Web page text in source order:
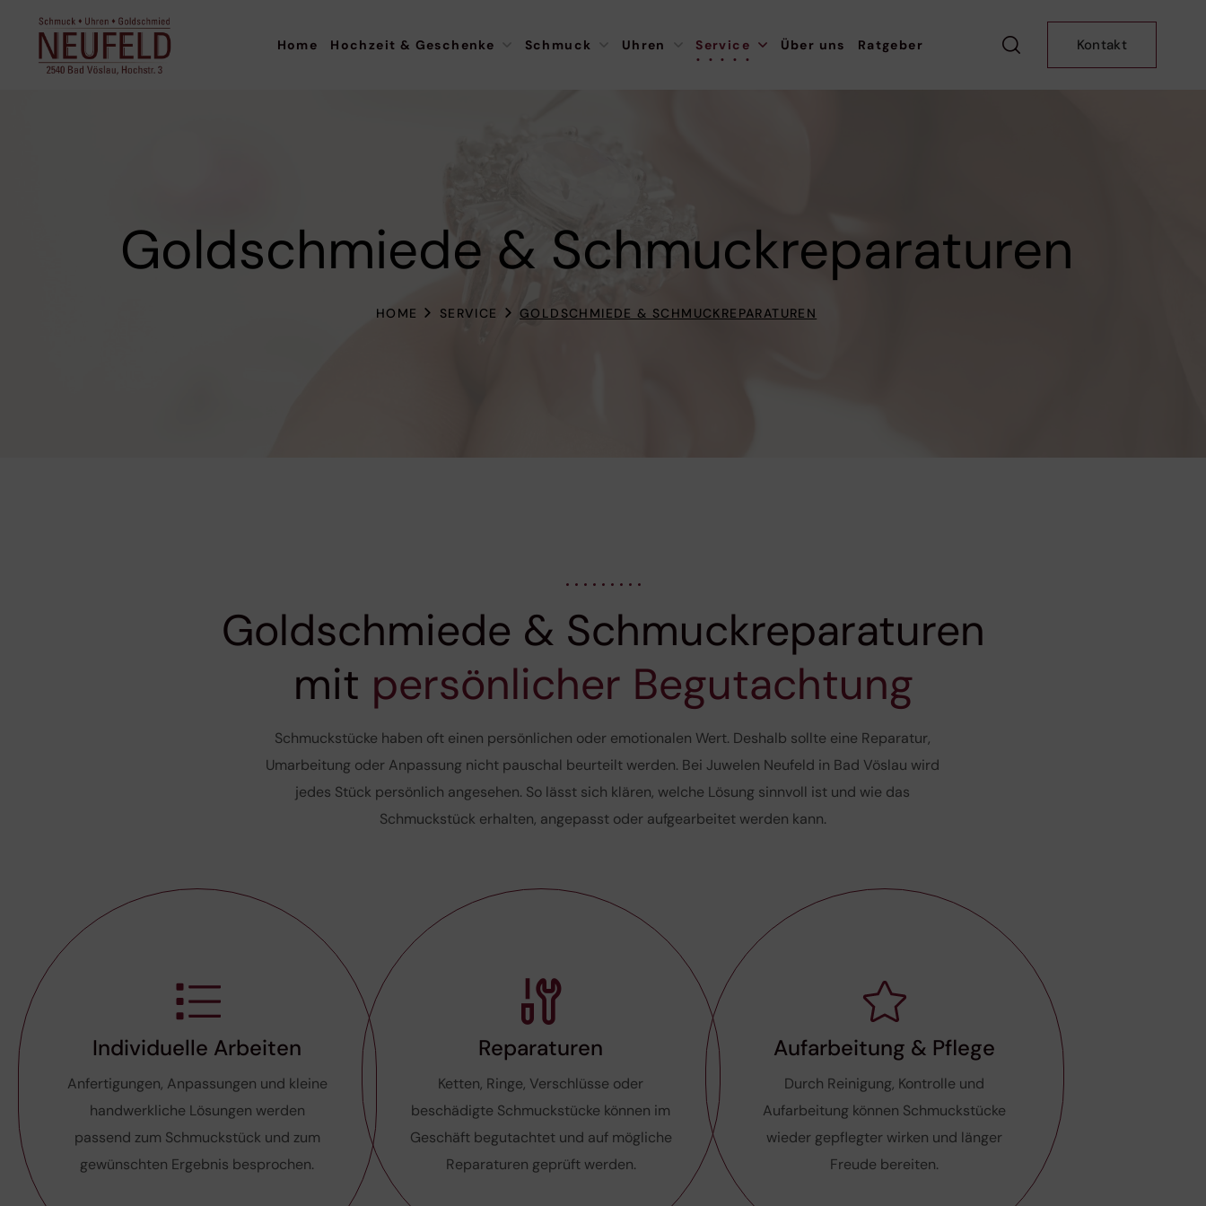
Home Hochzeit & Geschenke Schmuck Uhren Service Über uns Ratgeber Kontakt
Goldschmiede & Schmuckreparaturen
HOME SERVICE GOLDSCHMIEDE & SCHMUCKREPARATUREN
Goldschmiede & Schmuckreparaturen
mit persönlicher Begutachtung
Schmuckstücke haben oft einen persönlichen oder emotionalen Wert. Deshalb sollte eine Reparatur,
Umarbeitung oder Anpassung nicht pauschal beurteilt werden. Bei Juwelen Neufeld in Bad Vöslau wird
jedes Stück persönlich angesehen. So lässt sich klären, welche Lösung sinnvoll ist und wie das
Schmuckstück erhalten, angepasst oder aufgearbeitet werden kann.
Individuelle Arbeiten
Anfertigungen, Anpassungen und kleine
handwerkliche Lösungen werden
passend zum Schmuckstück und zum
gewünschten Ergebnis besprochen.
Reparaturen
Ketten, Ringe, Verschlüsse oder
beschädigte Schmuckstücke können im
Geschäft begutachtet und auf mögliche
Reparaturen geprüft werden.
Aufarbeitung & Pflege
Durch Reinigung, Kontrolle und
Aufarbeitung können Schmuckstücke
wieder gepflegter wirken und länger
Freude bereiten.